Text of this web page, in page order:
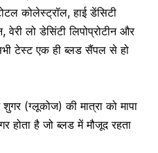
कोलेस्ट्रॉल, हाई डेंसिटी
वेरी लो डेसिंटी लिपोप्रोटीन और
टेस्ट एक ही ब्लड सैंपल से हो
(ग्लूकोज) की मात्रा को मापा
होता है जो ब्लड में मौजूद रहता